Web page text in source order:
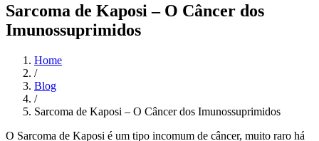
Sarcoma de Kaposi – O Câncer dos
Imunossuprimidos
Home
/
Blog
/
Sarcoma de Kaposi – O Câncer dos Imunossuprimidos
O Sarcoma de Kaposi é um tipo incomum de câncer, muito raro há